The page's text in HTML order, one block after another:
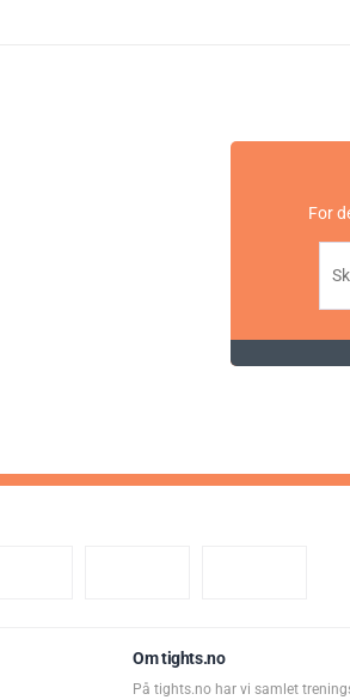
For
Om tights.no
På tights.no har vi samlet